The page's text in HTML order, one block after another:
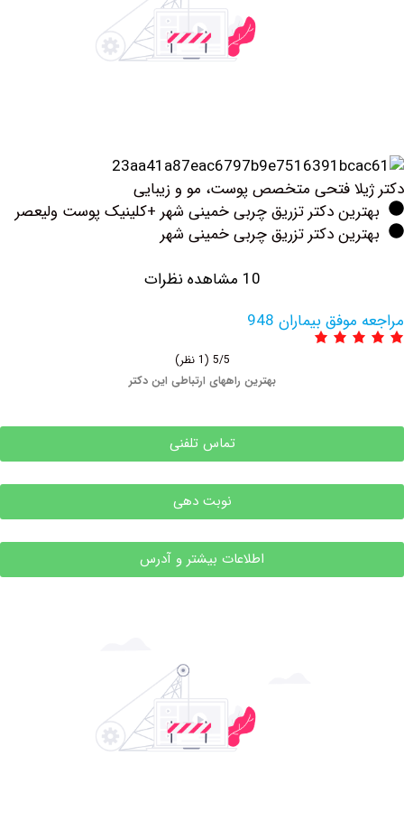
فتحی متخصص پوست، مو و زیبایی
دکتر تزریق چربی خمینی شهر +کلینیک پوست ولیعصر
دکتر تزریق چربی خمینی شهر
بیماران 948
بهترین راههای ارتباطی این دکتر
تماس تلفنی
نوبت دهی
اطلاعات بیشتر و آدرس